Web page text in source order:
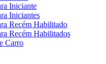
Iniciante
Iniciantes
Recém Habilitado
Recém Habilitados
Carro